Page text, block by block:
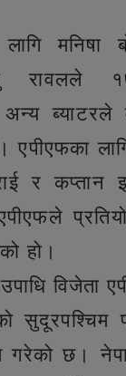
मनिषा
रावलले
ब्याटरले
र कप्तान
हो।
उपाधि विजेता
गरेको छ।